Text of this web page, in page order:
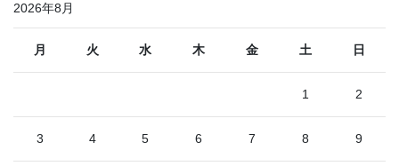
2026年8月
月 火 水 木 金 土 日
1 2
3 4 5 6 7 8 9